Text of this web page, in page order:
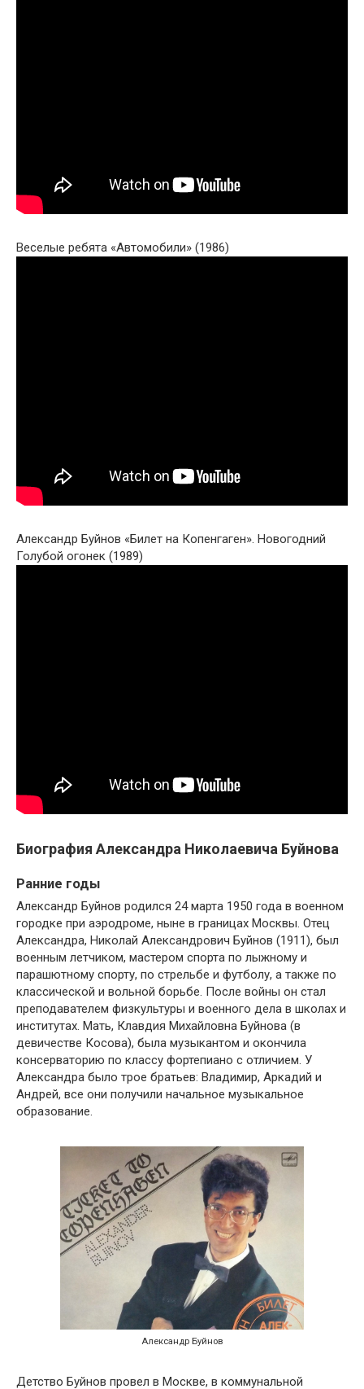
Веселые ребята «Автомобили» (1986)
Александр Буйнов «Билет на Копенгаген». Новогодний
Голубой огонек (1989)
Биография Александра Николаевича Буйнова
Ранние годы
Александр Буйнов родился 24 марта 1950 года в военном
городке при аэродроме, ныне в границах Москвы. Отец
Александра, Николай Александрович Буйнов (1911), был
военным летчиком, мастером спорта по лыжному и
парашютному спорту, по стрельбе и футболу, а также по
классической и вольной борьбе. После войны он стал
преподавателем физкультуры и военного дела в школах и
институтах. Мать, Клавдия Михайловна Буйнова (в
девичестве Косова), была музыкантом и окончила
консерваторию по классу фортепиано с отличием. У
Александра было трое братьев: Владимир, Аркадий и
Андрей, все они получили начальное музыкальное
образование.
Александр Буйнов
Детство Буйнов провел в Москве, в коммунальной